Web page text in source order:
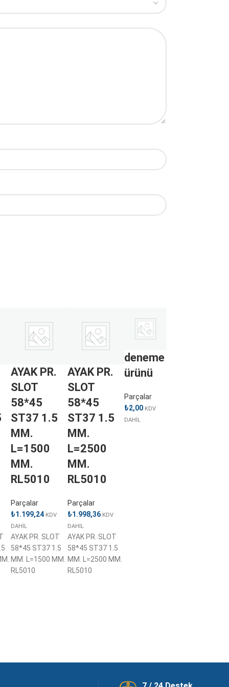
AYAK PR.
SLOT
58*45
ST37 1.5
MM.
L=1500
MM.
RL5010
Parçalar
₺1.199,24 KDV
DAHİL
AYAK PR. SLOT
58*45 ST37 1.5
MM. L=1500 MM.
RL5010
AYAK PR.
SLOT
58*45
ST37 1.5
MM.
L=2500
MM.
RL5010
Parçalar
₺1.998,36 KDV
DAHİL
AYAK PR. SLOT
58*45 ST37 1.5
MM. L=2500 MM.
RL5010
deneme
ürünü
Parçalar
₺2,00 KDV
DAHİL